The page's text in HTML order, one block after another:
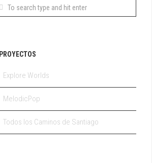
PROYECTOS
Explore Worlds
MelodicPop
Todos los Caminos de Santiago